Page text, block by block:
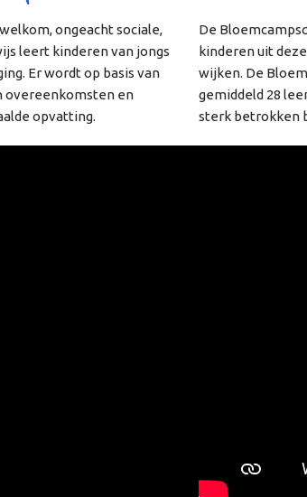
ongeacht sociale,
leert kinderen van jongs
Er wordt op basis van
overeenkomsten en
opvatting.
De
kinderen uit
wijken. De
gemiddeld 28
sterk betrokken